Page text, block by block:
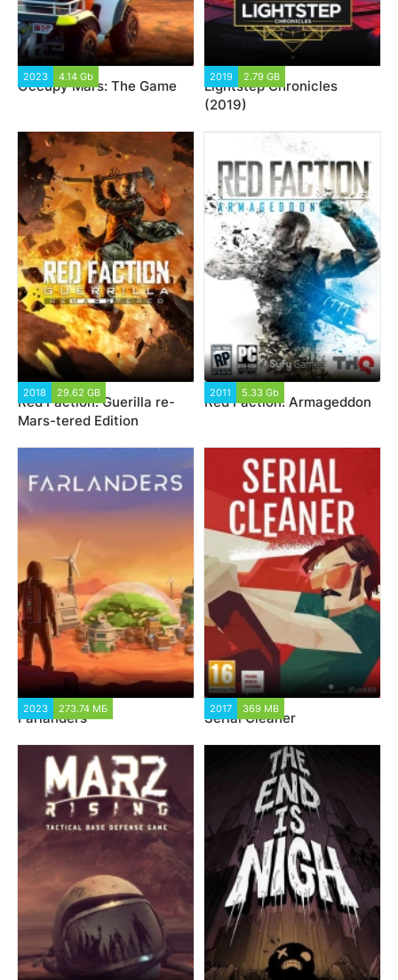
2023 4.14 Gb
Occupy Mars: The Game
2019 2.79 GB
Lightstep Chronicles
(2019)
2018 29.62 GB
Red Faction: Guerilla re-
Mars-tered Edition
2011 5.33 Gb
Red Faction: Armageddon
2023 273.74 МБ
Farlanders
2017 369 MB
Serial Cleaner